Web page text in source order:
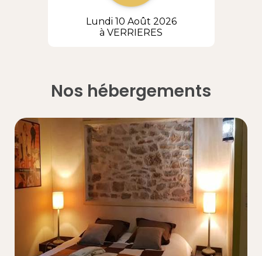
Lundi 10 Août 2026
à VERRIERES
Nos hébergements